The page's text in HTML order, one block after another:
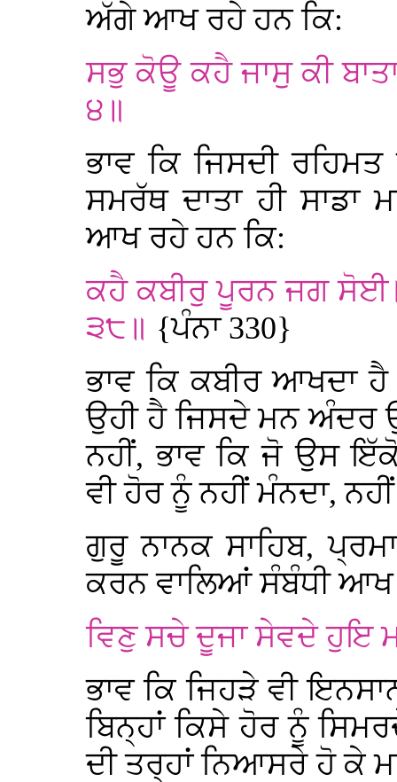
ਅੱਗੇ ਆਖ ਰਹੇ ਹਨ ਕਿ:
ਸਭੁ ਕੋਊ ਕਹੈ ਜਾਸੁ ਕੀ
੪॥
ਭਾਵ ਕਿ ਜਿਸਦੀ
ਸਮਰੱਥ ਦਾਤਾ ਹੀ
ਆਖ ਰਹੇ ਹਨ ਕਿ:
ਕਹੈ ਕਬੀਰੁ ਪੂਰਨ ਜਗ
੩੮॥ {ਪੰਨਾ 330}
ਭਾਵ ਕਿ ਕਬੀਰ ਆਖਦਾ
ਉਹੀ ਹੈ ਜਿਸਦੇ ਮਨ ਅੰਦਰ
ਨਹੀਂ, ਭਾਵ ਕਿ ਜੋ ਉਸ
ਵੀ ਹੋਰ ਨੂੰ ਨਹੀਂ ਮੰਨਦਾ,
ਗੁਰੂ ਨਾਨਕ ਸਾਹਿਬ,
ਕਰਨ ਵਾਲਿਆਂ ਸੰਬੰਧੀ ਆਖ
ਵਿਣੁ ਸਚੇ ਦੂਜਾ ਸੇਵਦੇ ਹੁਇ
ਭਾਵ ਕਿ ਜਿਹੜੇ ਵੀ
ਬਿਨ੍ਹਾਂ ਕਿਸੇ ਹੋਰ ਨੂੰ
ਦੀ ਤਰ੍ਹਾਂ ਨਿਆਸਰੇ ਹੋ ਕੇ